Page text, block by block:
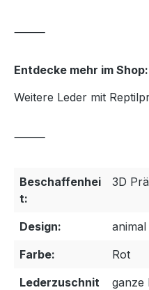
⸻
Entdecke mehr im Shop:
Weitere Leder mit
⸻
Beschaffenhei
t:
3D
Design:
Farbe:
Rot
Lederzuschnit
ganze